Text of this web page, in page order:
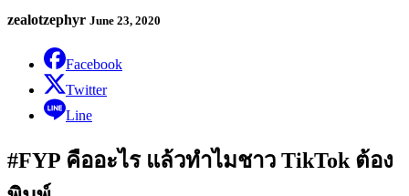
zealotzephyr June 23, 2020
Facebook
Twitter
Line
#FYP คืออะไร แล้วทำไมชาว TikTok ต้อง